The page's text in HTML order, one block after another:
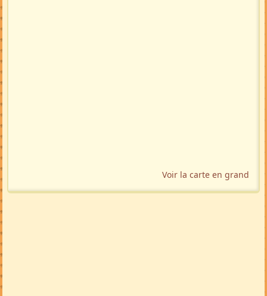
Voir la carte en grand